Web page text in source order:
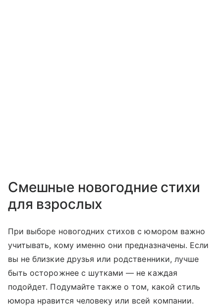
Смешные новогодние стихи
для взрослых
При выборе новогодних стихов с юмором важно
учитывать, кому именно они предназначены. Если
вы не близкие друзья или родственники, лучше
быть осторожнее с шутками — не каждая
подойдет. Подумайте также о том, какой стиль
юмора нравится человеку или всей компании.